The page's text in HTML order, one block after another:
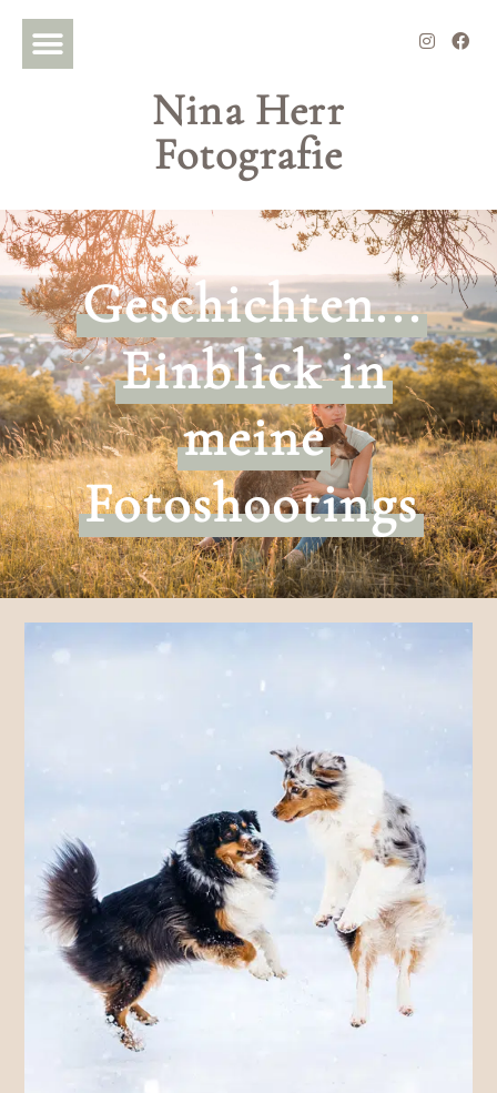
Nina Herr
Fotografie
Geschichten...
Einblick in
meine
Fotoshootings